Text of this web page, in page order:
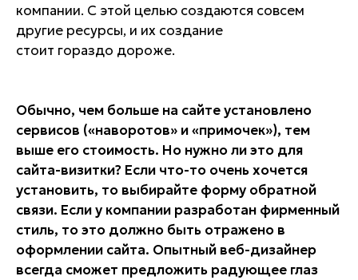
компании. С этой целью создаются совсем
другие ресурсы, и их создание
стоит гораздо дороже.
Обычно, чем больше на сайте установлено
сервисов («наворотов» и «примочек»), тем
выше его стоимость. Но нужно ли это для
сайта-визитки? Если что-то очень хочется
установить, то выбирайте форму обратной
связи. Если у компании разработан фирменный
стиль, то это должно быть отражено в
оформлении сайта. Опытный веб-дизайнер
всегда сможет предложить радующее глаз